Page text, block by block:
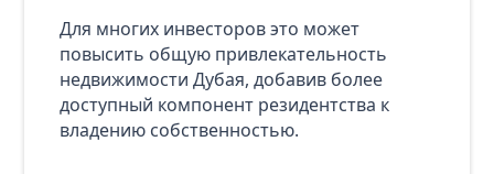
Для многих инвесторов это может
повысить общую привлекательность
недвижимости Дубая, добавив более
доступный компонент резидентства к
владению собственностью.